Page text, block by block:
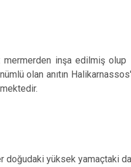
mermerden inşa edilmiş
olan anıtın
doğudaki yüksek yamaçtaki